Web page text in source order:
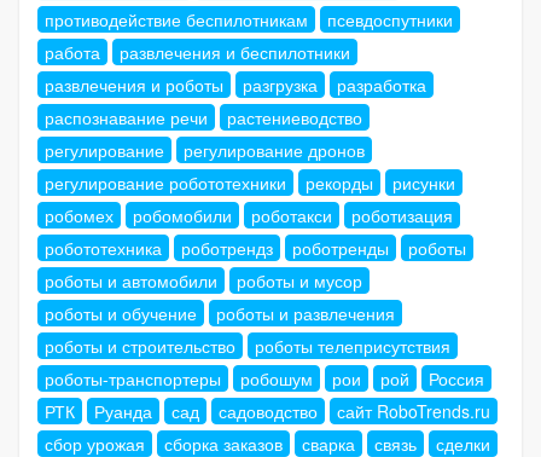
противодействие беспилотникам
псевдоспутники
работа
развлечения и беспилотники
развлечения и роботы
разгрузка
разработка
распознавание речи
растениеводство
регулирование
регулирование дронов
регулирование робототехники
рекорды
рисунки
робомех
робомобили роботакси
роботизация
робототехника
роботрендз роботренды
роботы
роботы и автомобили
роботы и мусор
роботы и обучение
роботы и развлечения
роботы и строительство
роботы телеприсутствия
роботы-транспортеры
робошум рои рой
Россия
РТК
Руанда сад садоводство
сайт RoboTrends.ru
сбор урожая
сборка заказов сварка связь
сделки